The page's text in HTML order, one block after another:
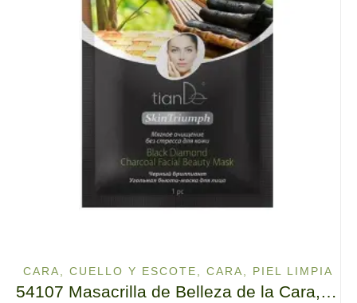
CARA, CUELLO Y ESCOTE, CARA, PIEL LIMPIA
54107 Masacrilla de Belleza de la Cara, Black Diamond Carbon, tianDe, 1un., Limpieza Suave de la Piel Sin Estrés